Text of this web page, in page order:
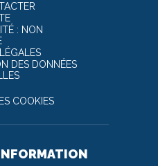
: NON
DES DONNÉES
COOKIES